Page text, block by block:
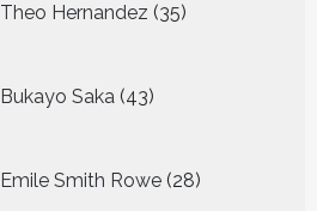
Theo Hernandez 35
producten
Bukayo Saka 43
producten
Emile Smith Rowe 28
producten